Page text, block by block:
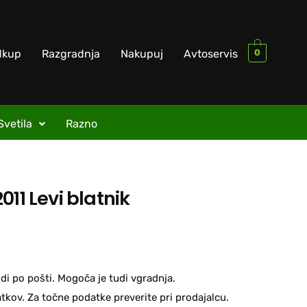
Razgradnja Nakupuj Avtoservis 0
Razno
Levi blatnik
po pošti. Mogoča je tudi vgradnja.
Za točne podatke preverite pri prodajalcu.